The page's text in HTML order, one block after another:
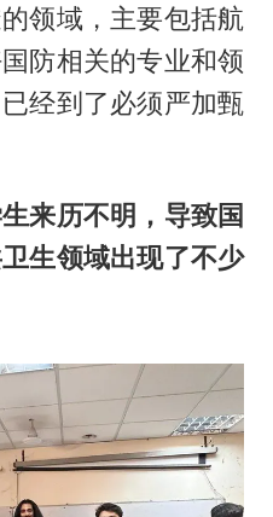
领域，主要包括航
防相关的专业和领
经到了必须严加甄
来历不明，导致国
生领域出现了不少